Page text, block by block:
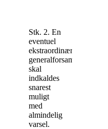
Stk. 2. En
eventuel
ekstraordinær
generalforsamling
skal
indkaldes
snarest
muligt
med
almindelig
varsel.